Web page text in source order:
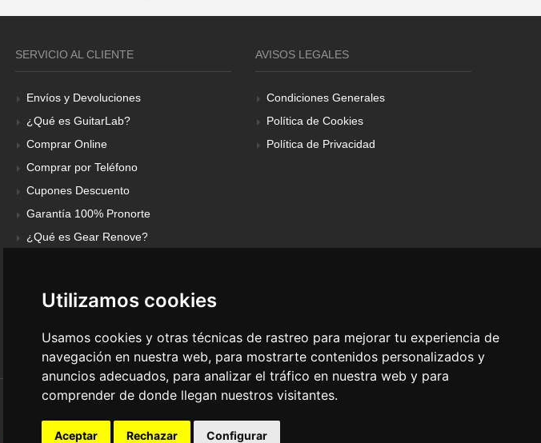
Utilizamos cookies
Usamos cookies y otras técnicas de rastreo para mejorar tu experiencia de
navegación en nuestra web, para mostrarte contenidos personalizados y
anuncios adecuados, para analizar el tráfico en nuestra web y para
comprender de donde llegan nuestros visitantes.
Aceptar Rechazar Configurar
SERVICIO AL CLIENTE
Envíos y Devoluciones
¿Qué es GuitarLab?
Comprar Online
Comprar por Teléfono
Cupones Descuento
Garantía 100% Pronorte
¿Qué es Gear Renove?
AVISOS LEGALES
Condiciones Generales
Política de Cookies
Política de Privacidad
© Pronorte Sonido SL. Todos los derechos reservados.